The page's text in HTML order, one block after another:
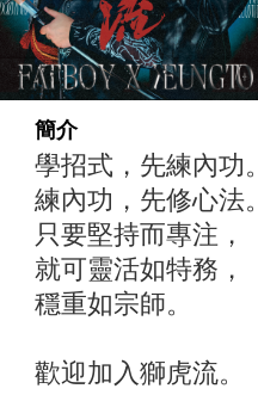
簡介
學招式，先練內功。
練內功，先修心法。
只要堅持而專注，
就可靈活如特務，
穩重如宗師。
歡迎加入獅虎流。